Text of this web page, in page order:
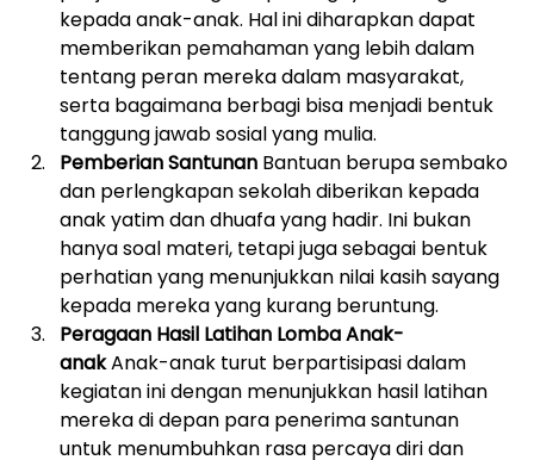
kepada anak-anak. Hal ini diharapkan dapat
memberikan pemahaman yang lebih dalam
tentang peran mereka dalam masyarakat,
serta bagaimana berbagi bisa menjadi bentuk
tanggung jawab sosial yang mulia.
Pemberian Santunan Bantuan berupa sembako
dan perlengkapan sekolah diberikan kepada
anak yatim dan dhuafa yang hadir. Ini bukan
hanya soal materi, tetapi juga sebagai bentuk
perhatian yang menunjukkan nilai kasih sayang
kepada mereka yang kurang beruntung.
Peragaan Hasil Latihan Lomba Anak-
anak Anak-anak turut berpartisipasi dalam
kegiatan ini dengan menunjukkan hasil latihan
mereka di depan para penerima santunan
untuk menumbuhkan rasa percaya diri dan